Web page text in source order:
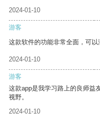
2024-01-10
游客
这款软件的功能非常全面，可以
2024-01-10
游客
这款app是我学习路上的良师益
视野。
2024-01-10